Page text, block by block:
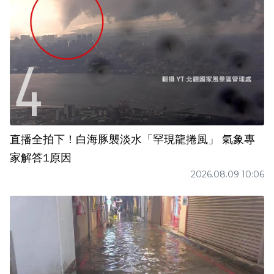
直播全拍下！白海豚襲淡水「罕現龍捲風」 氣象專
家解答1原因
2026.08.09 10:06